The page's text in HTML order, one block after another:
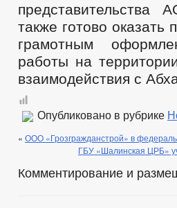
также готово
грамотным
работы на
взаимодействия с
Опубликовано в рубрике
« ООО «Грозгражданстрой» в
ГБУ «Шалинская ЦРБ»
Комментирование и